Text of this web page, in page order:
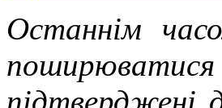
Останнім
підтверджені